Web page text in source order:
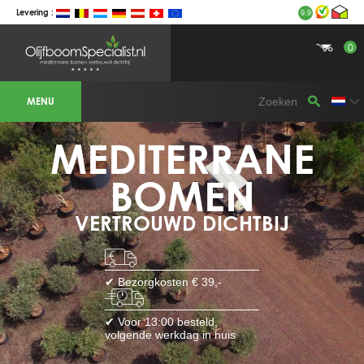
Levering : 9.9
BOTANICALGROUP WERKGEBIEDEN &
WEBSITES
OLIJFBOOMSPECIALIST.NL
OLIJFBOOMSPECIALIST.BE
LESPECIALISTEDESOLIVIERS.FR
OLIVENBAUM.DE
DRZEWAOLIWNE.PL
OLIVETREESPECIALIST.COM
Bomen
BOMEN.NL
GROENBLIJVENDEBOMEN.NL
GROENBLIJVENDEBOMEN.BE
PALMBOMENSPECIALIST.NL
IMMERGRUENEBAEUME.DE
Botanicalgroup
BOTANICALGROUP.EU
BOTANICALGROUP.DE
BOTANICALGROUP.BE
0
MENU
MEDITERRANE
BOMEN
VERTROUWD DICHTBIJ
✔ Bezorgkosten € 39,-
✔ Voor 13:00 besteld,
volgende werkdag in huis